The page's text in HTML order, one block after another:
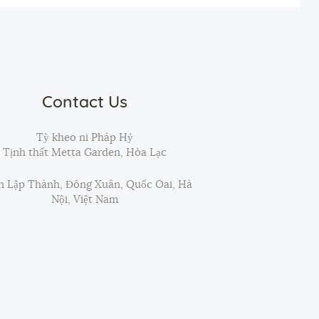
Contact Us
Tỳ kheo ni Pháp Hỷ
Tịnh thất Metta Garden, Hòa Lạc
Lập Thành, Đông Xuân, Quốc Oai, Hà
Nội, Việt Nam